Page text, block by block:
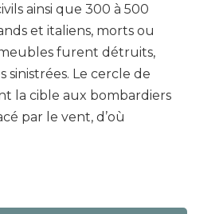
ainsi que 300 à 500
et italiens, morts ou
furent détruits,
sinistrées. Le cercle de
la cible aux bombardiers
par le vent, d’où